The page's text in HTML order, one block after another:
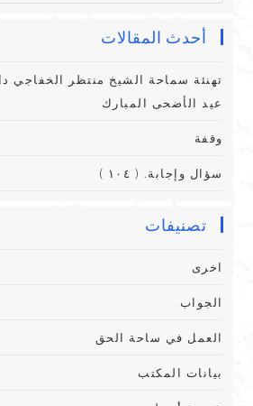
أحدث المقالات
تهنئة سماحة الشيخ منتظر الخفاجي
عيد الأضحى المبارك
وقفة
سؤال وإجابة. ( ١٠٤ )
تصنيفات
اخرى
الجواب
العمل في ساحة الحق
بيانات المكتب